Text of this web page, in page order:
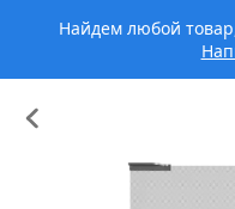
Найдем любой